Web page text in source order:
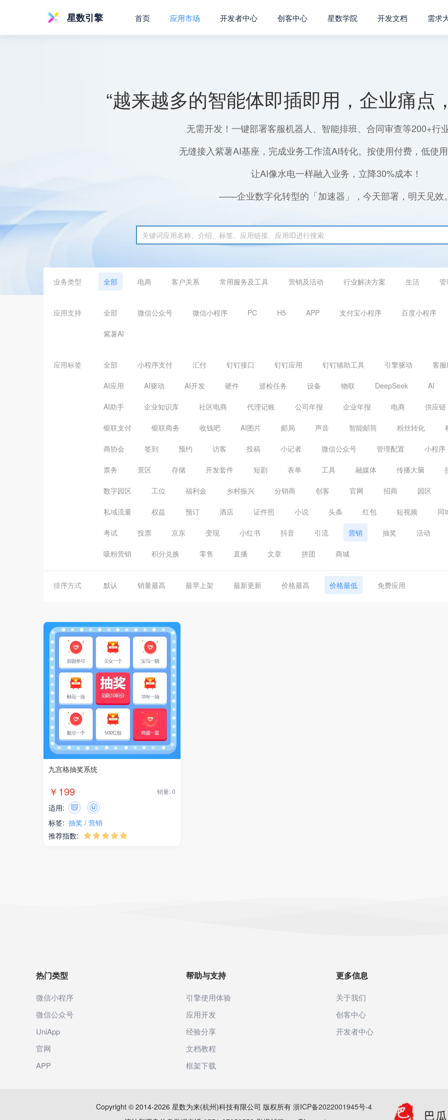
星数引擎 首页 应用市场 开发者中心 创客中心 星数学院 开发文档 需求
“越来越多的智能体即插即用，企业痛点
无需开发！一键部署客服机器人、智能排班、合同审查等200+行
无缝接入紫薯AI基座，完成业务工作流AI转化。按使用付费，低使
让AI像水电一样融入业务，立降30%成本！
——企业数字化转型的「加速器」，今天部署，明天见效
业务类型 全部 电商 客户关系 常用服务及工具 营销及活动 行业解决方案 生活
应用支持 全部 微信公众号 微信小程序 PC H5 APP 支付宝小程序 百度小程序
紫薯AI
应用标签 全部 小程序支付 汇付 钉钉接口 钉钉应用 钉钉辅助工具 引擎驱动 客
AI应用 AI驱动 AI开发 硬件 巡检任务 设备 物联 DeepSeek AI
AI助手 企业知识库 社区电商 代理记账 公司年报 企业年报 电商 供应链
银联支付 银联商务 收钱吧 AI图片 邮局 声音 智能邮筒 粉丝转化
商协会 签到 预约 访客 投稿 小记者 微信公众号 管理配置 小程序
票务 景区 存储 开发套件 短剧 表单 工具 融媒体 传播大脑
数字园区 工位 福利金 乡村振兴 分销商 创客 官网 招商 园区
私域流量 权益 预订 酒店 证件照 小说 头条 红包 短视频 同
考试 投票 京东 变现 小红书 抖音 引流 营销 抽奖 活动
吸粉营销 积分兑换 零售 直播 文章 拼团 商城
排序方式 默认 销量最高 最早上架 最新更新 价格最高 价格最低 免费应用
九宫格抽奖系统
￥199 销量: 0
适用:
标签: 抽奖
营销
推荐指数:
    
热门类型
微信小程序
微信公众号
UniApp
官网
APP
帮助与支持
引擎使用体验
应用开发
经验分享
文档教程
框架下载
更多信息
关于我们
创客中心
开发者中心
Copyright © 2014-2026 星数为来(杭州)科技有限公司 版权所有 浙ICP备2022001945号-4